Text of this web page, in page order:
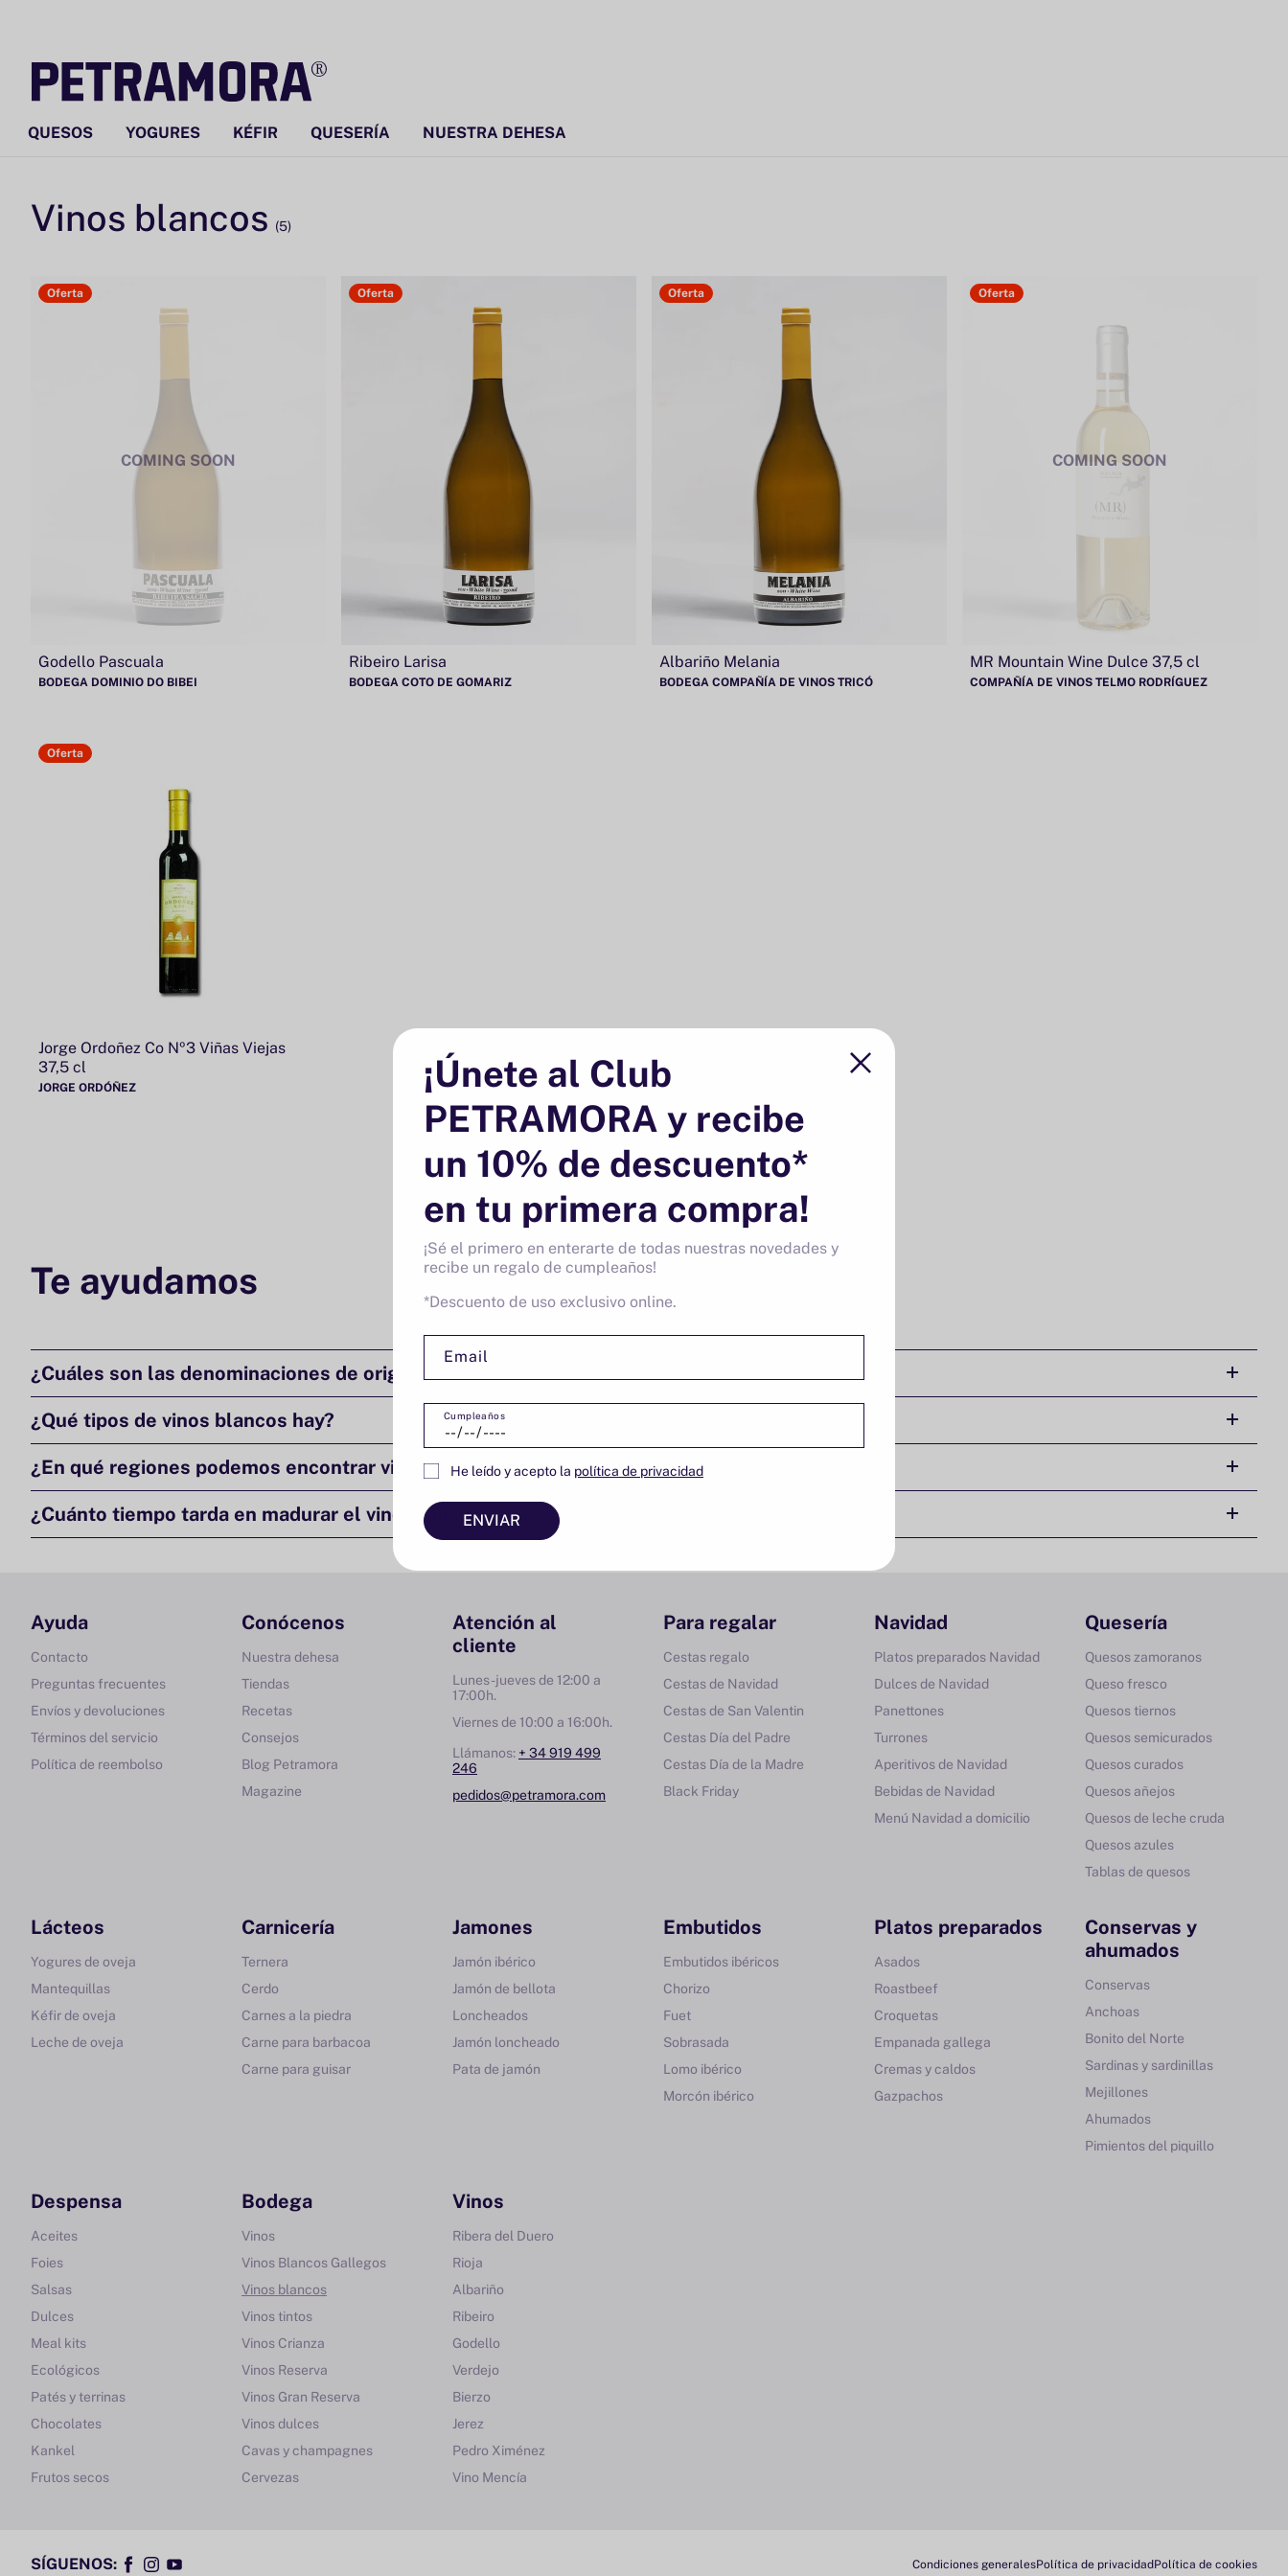
QUESOS YOGURES KÉFIR QUESERÍA NUESTRA DEHESA
Vinos blancos (5)
COMING SOON
Oferta
Godello Pascuala
BODEGA DOMINIO DO BIBEI
Oferta
Ribeiro Larisa
BODEGA COTO DE GOMARIZ
Oferta
Albariño Melania
BODEGA COMPAÑÍA DE VINOS TRICÓ
COMING SOON
Oferta
MR Mountain Wine Dulce 37,5 cl
COMPAÑÍA DE VINOS TELMO RODRÍGUEZ
Oferta
Jorge Ordoñez Co Nº3 Viñas Viejas
37,5 cl
JORGE ORDÓÑEZ
Página 1 de 1
Te ayudamos
¿Cuáles son las denominaciones de origen del vino blanco?
¿Qué tipos de vinos blancos hay?
¿En qué regiones podemos encontrar vinos blancos de calidad?
¿Cuánto tiempo tarda en madurar el vino blanco?
Ayuda
Contacto
Preguntas frecuentes
Envíos y devoluciones
Términos del servicio
Política de reembolso
Conócenos
Nuestra dehesa
Tiendas
Recetas
Consejos
Blog Petramora
Magazine
Atención al
cliente
Lunes-jueves de 12:00 a
17:00h.
Viernes de 10:00 a 16:00h.
Llámanos: + 34 919 499
246
pedidos@petramora.com
Para regalar
Cestas regalo
Cestas de Navidad
Cestas de San Valentin
Cestas Día del Padre
Cestas Día de la Madre
Black Friday
Navidad
Platos preparados Navidad
Dulces de Navidad
Panettones
Turrones
Aperitivos de Navidad
Bebidas de Navidad
Menú Navidad a domicilio
Quesería
Quesos zamoranos
Queso fresco
Quesos tiernos
Quesos semicurados
Quesos curados
Quesos añejos
Quesos de leche cruda
Quesos azules
Tablas de quesos
Lácteos
Yogures de oveja
Mantequillas
Kéfir de oveja
Leche de oveja
Carnicería
Ternera
Cerdo
Carnes a la piedra
Carne para barbacoa
Carne para guisar
Jamones
Jamón ibérico
Jamón de bellota
Loncheados
Jamón loncheado
Pata de jamón
Embutidos
Embutidos ibéricos
Chorizo
Fuet
Sobrasada
Lomo ibérico
Morcón ibérico
Platos preparados
Asados
Roastbeef
Croquetas
Empanada gallega
Cremas y caldos
Gazpachos
Conservas y
ahumados
Conservas
Anchoas
Bonito del Norte
Sardinas y sardinillas
Mejillones
Ahumados
Pimientos del piquillo
Despensa
Aceites
Foies
Salsas
Dulces
Meal kits
Ecológicos
Patés y terrinas
Chocolates
Kankel
Frutos secos
Bodega
Vinos
Vinos Blancos Gallegos
Vinos blancos
Vinos tintos
Vinos Crianza
Vinos Reserva
Vinos Gran Reserva
Vinos dulces
Cavas y champagnes
Cervezas
Vinos
Ribera del Duero
Rioja
Albariño
Ribeiro
Godello
Verdejo
Bierzo
Jerez
Pedro Ximénez
Vino Mencía
SÍGUENOS: Condiciones generalesPolítica de privacidadPolítica de cookies
¡Únete al Club
PETRAMORA y recibe
un 10% de descuento*
en tu primera compra!
¡Sé el primero en enterarte de todas nuestras novedades y
recibe un regalo de cumpleaños!
*Descuento de uso exclusivo online.
Email
Cumpleaños
He leído y acepto la política de privacidad
ENVIAR